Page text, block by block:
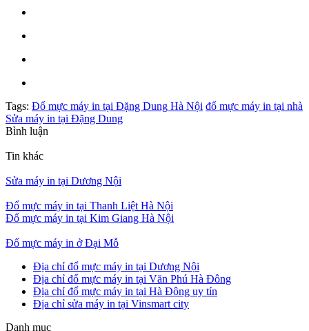
Tags: Đổ mực máy in tại Đặng Dung Hà Nội đổ mực máy in tại nhà
Sửa máy in tại Đặng Dung
Bình luận
Tin khác
Sửa máy in tại Dương Nội
Đổ mực máy in tại Thanh Liệt Hà Nội
Đổ mực máy in tại Kim Giang Hà Nội
Đổ mực máy in ở Đại Mỗ
Địa chỉ đổ mực máy in tại Dương Nội
Địa chỉ đổ mực máy in tại Văn Phú Hà Đông
Địa chỉ đổ mực máy in tại Hà Đông uy tín
Địa chỉ sửa máy in tại Vinsmart city
Danh mục